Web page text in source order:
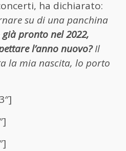
ha dichiarato:
su di una panchina
pronto nel 2022,
l’anno nuovo?Il
la mia nascita, lo porto